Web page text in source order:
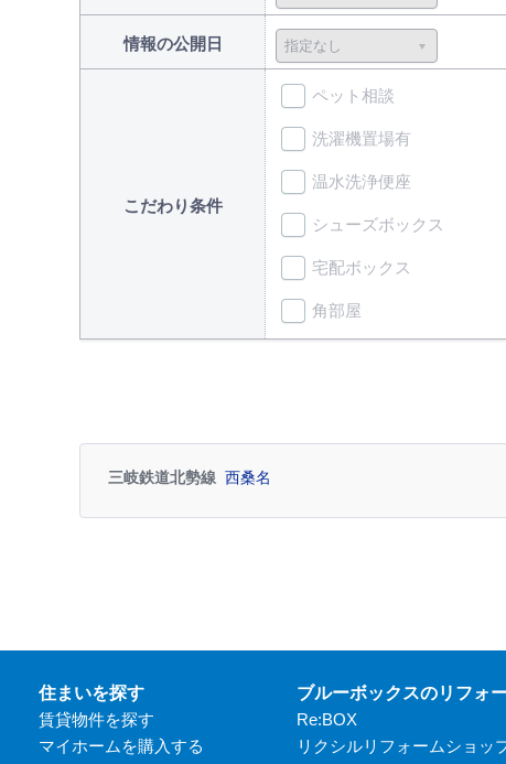
情報の公開日
こだわり条件
ペット相談
洗濯機置場有
温水洗浄便座
シューズボックス
宅配ボックス
角部屋
三岐鉄道北勢線 西桑名
住まいを探す
賃貸物件を探す
マイホームを購入する
ブルーボックスのリフォ
Re:BOX
リクシルリフォームショッ